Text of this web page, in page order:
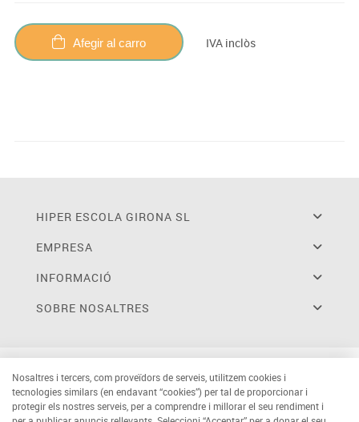
Afegir al carro IVA inclòs
HIPER ESCOLA GIRONA SL
EMPRESA
INFORMACIÓ
SOBRE NOSALTRES
Nosaltres i tercers, com proveïdors de serveis, utilitzem cookies i
tecnologies similars (en endavant “cookies”) per tal de proporcionar i
protegir els nostres serveis, per a comprendre i millorar el seu rendiment i